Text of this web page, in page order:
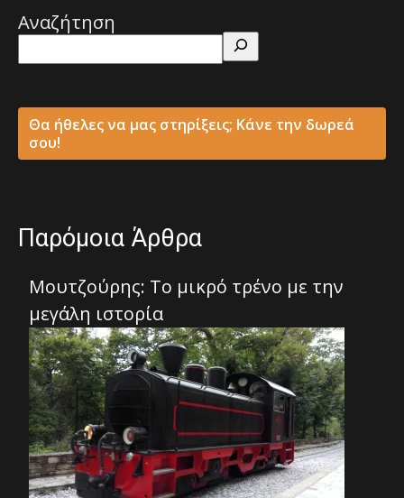
Αναζήτηση
Θα ήθελες να μας στηρίξεις; Κάνε την δωρεά
σου!
Παρόμοια Άρθρα
Μουτζούρης: Το μικρό τρένο με την
μεγάλη ιστορία